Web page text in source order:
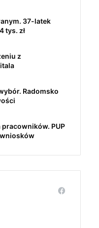
37-latek
tys. zł
z
Radomsko
pracowników. PUP